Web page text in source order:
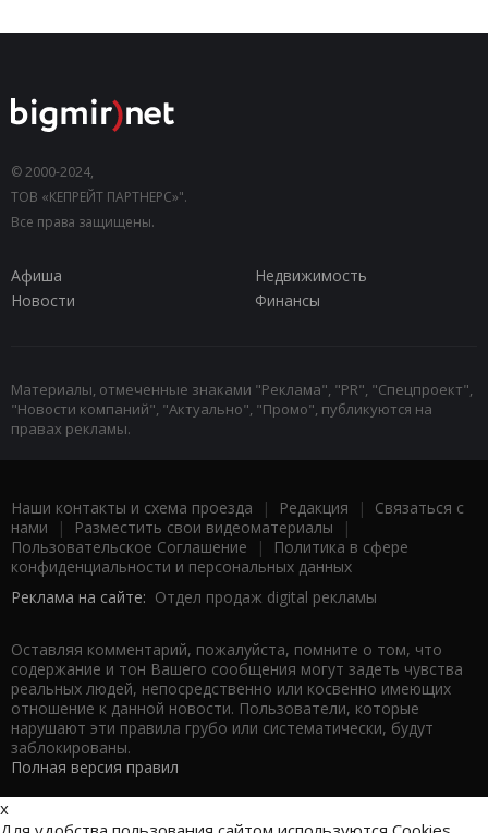
© 2000-2024,
ТОВ «КЕПРЕЙТ ПАРТНЕРС»".
Все права защищены.
Афиша
Недвижимость
Новости
Финансы
Материалы, отмеченные знаками "Реклама", "PR", "Спецпроект",
"Новости компаний", "Актуально", "Промо", публикуются на
правах рекламы.
Наши контакты и схема проезда | Редакция | Связаться с
нами | Разместить свои видеоматериалы |
Пользовательское Соглашение |
Политика в сфере
конфиденциальности и персональных данных
Реклама на сайте: Отдел продаж digital рекламы
Оставляя комментарий, пожалуйста, помните о том, что
содержание и тон Вашего сообщения могут задеть чувства
реальных людей, непосредственно или косвенно имеющих
отношение к данной новости. Пользователи, которые
нарушают эти правила грубо или систематически, будут
заблокированы.
Полная версия правил
x